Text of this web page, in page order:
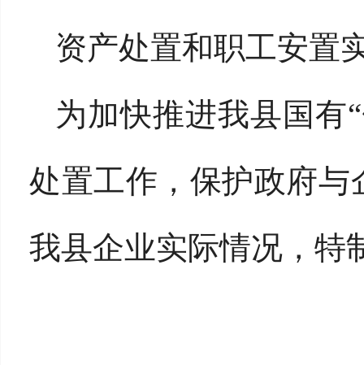
资产处置和职工安置
为加快推进我县国有
处置工作，保护政府
我县企业实际情况，特